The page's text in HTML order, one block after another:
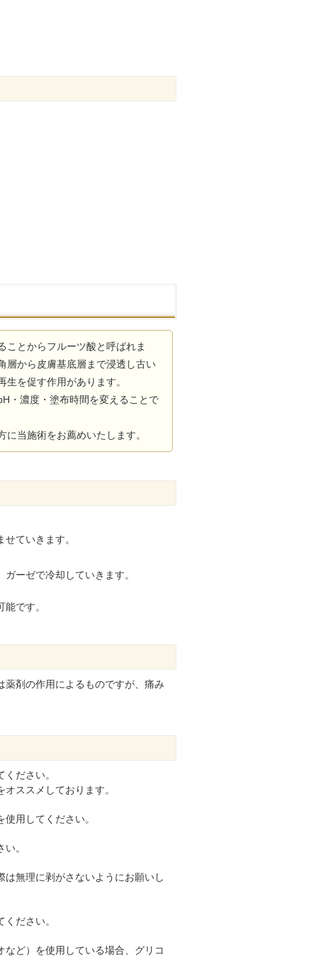
ことからフルーツ酸と呼ばれま
層から皮膚基底層まで浸透し古い
を促す作用があります。
・濃度・塗布時間を変えることで
当施術をお薦めいたします。
ていきます。
ーゼで冷却していきます。
です。
剤の作用によるものですが、痛み
ださい。
ススメしております。
用してください。
。
無理に剥がさないようにお願いし
ださい。
ど）を使用している場合、グリコ